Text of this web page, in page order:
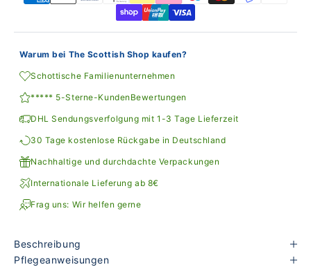
Warum bei The Scottish Shop kaufen?
Schottische Familienunternehmen
***** 5-Sterne-KundenBewertungen
DHL Sendungsverfolgung mit 1-3 Tage Lieferzeit
30 Tage kostenlose Rückgabe in Deutschland
Nachhaltige und durchdachte Verpackungen
Internationale Lieferung ab 8€
Frag uns: Wir helfen gerne
Beschreibung
Pflegeanweisungen